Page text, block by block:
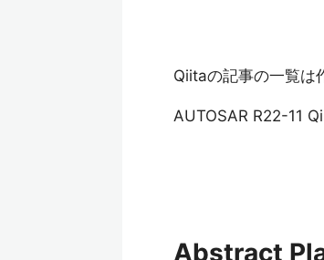
Qiitaの記事の一覧は
AUTOSAR R22-11
Abstract